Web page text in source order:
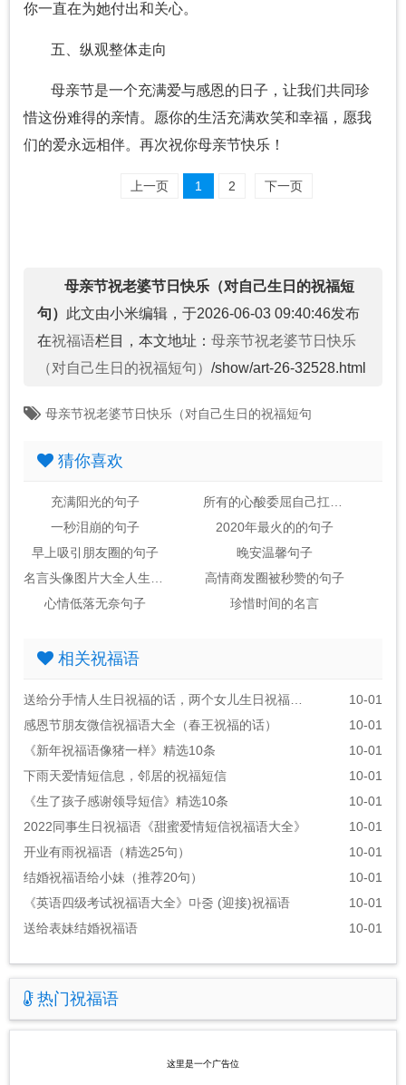
你一直在为她付出和关心。
五、纵观整体走向
母亲节是一个充满爱与感恩的日子，让我们共同珍
惜这份难得的亲情。愿你的生活充满欢笑和幸福，愿我
们的爱永远相伴。再次祝你母亲节快乐！
上一页 1 2 下一页
母亲节祝老婆节日快乐（对自己生日的祝福短
句） 此文由小米编辑，于2026-06-03 09:40:46发布
在祝福语栏目，本文地址： 母亲节祝老婆节日快乐
（对自己生日的祝福短句） /show/art-26-32528.html
母亲节祝老婆节日快乐（对自己生日的祝福短句
猜你喜欢
充满阳光的句子
一秒泪崩的句子
2020年最火的的句子
早上吸引朋友圈的句子
晚安温馨句子
高情商发圈被秒赞的句子
心情低落无奈句子
珍惜时间的名言
相关祝福语
10-01
感恩节朋友微信祝福语大全（春王祝福的话）
10-01
《新年祝福语像猪一样》精选10条
10-01
下雨天爱情短信息，邻居的祝福短信
10-01
《生了孩子感谢领导短信》精选10条
10-01
2022同事生日祝福语《甜蜜爱情短信祝福语大全》
10-01
开业有雨祝福语（精选25句）
10-01
结婚祝福语给小妹（推荐20句）
10-01
《英语四级考试祝福语大全》마중 (迎接)祝福语
10-01
送给表妹结婚祝福语
10-01
热门祝福语
这里是一个广告位